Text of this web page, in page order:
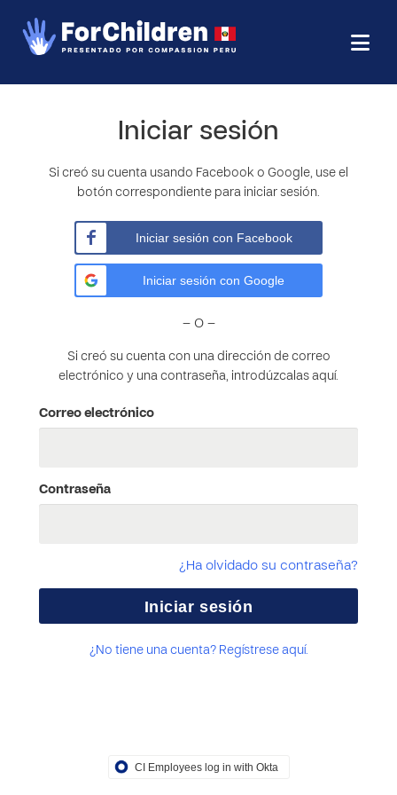
Iniciar sesión
Si creó su cuenta usando Facebook o Google, use el
botón correspondiente para iniciar sesión.
Iniciar sesión con Facebook
Iniciar sesión con Google
– O –
Si creó su cuenta con una dirección de correo
electrónico y una contraseña, introdúzcalas aquí.
Correo electrónico
Contraseña
¿Ha olvidado su contraseña?
¿No tiene una cuenta? Regístrese aquí.
CI Employees log in with Okta